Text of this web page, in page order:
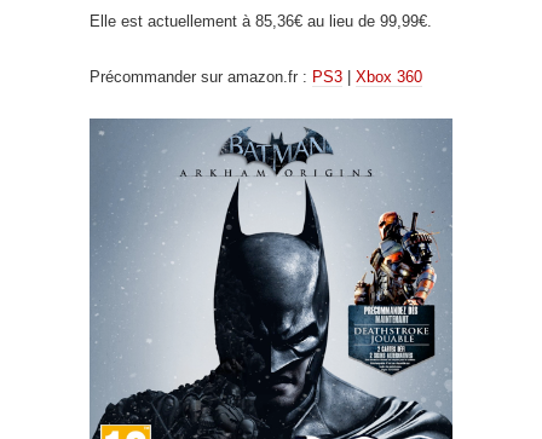
Elle est actuellement à 85,36€ au lieu de 99,99€.
Précommander sur amazon.fr : PS3 Xbox 360